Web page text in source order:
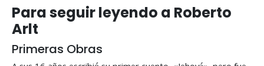
Para seguir leyendo a Roberto
Arlt
Primeras Obras